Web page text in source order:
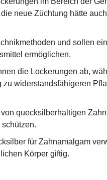
neue Züchtung hätte
und sollen
ermöglichen.
die Lockerungen ab,
widerstandsfähigeren
quecksilberhaltigen
für Zahnamalgam
Körper giftig.